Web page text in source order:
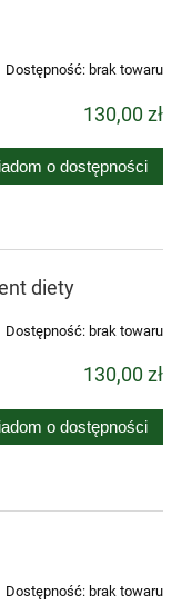
Dostępność: brak towaru
130,00 zł
o dostępności
diety
Dostępność: brak towaru
130,00 zł
o dostępności
Dostępność: brak towaru